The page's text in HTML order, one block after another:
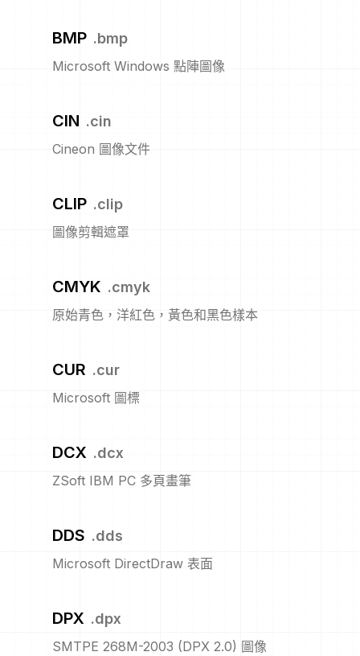
BMP .bmp
Microsoft Windows 點陣圖像
CIN .cin
Cineon 圖像文件
CLIP .clip
圖像剪輯遮罩
CMYK .cmyk
原始青色，洋紅色，黃色和黑色樣本
CUR .cur
Microsoft 圖標
DCX .dcx
ZSoft IBM PC 多頁畫筆
DDS .dds
Microsoft DirectDraw 表面
DPX .dpx
SMTPE 268M-2003 (DPX 2.0) 圖像